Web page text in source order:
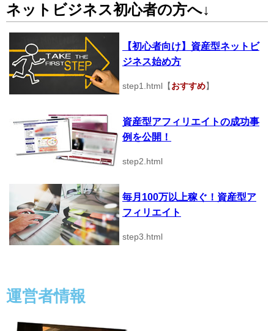
ネットビジネス初心者の方へ↓
【初心者向け】資産型ネットビ
ジネス始め方
step1.html【おすすめ】
資産型アフィリエイトの成功事
例を公開！
step2.html
毎月100万以上稼ぐ！資産型ア
フィリエイト
step3.html
運営者情報